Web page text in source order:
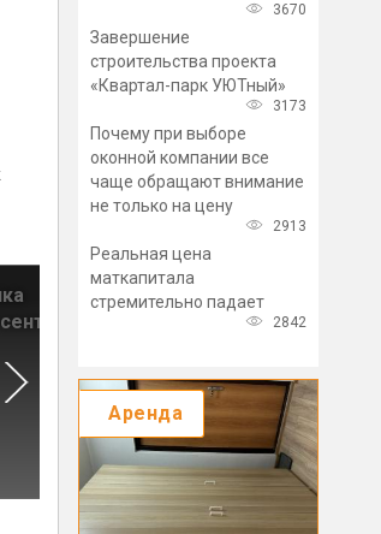
Гарантии Дом.рф по
проектному
3670
Завершение
строительства проекта
«Квартал-парк УЮТный»
3173
Почему при выборе
оконной компании все
чаще обращают внимание
не только на цену
2913
Реальная цена
маткапитала
стремительно падает
2842
Аренда